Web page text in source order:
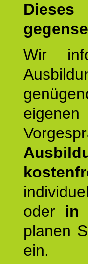
Dieses
Wir
oder in
planen
ein.